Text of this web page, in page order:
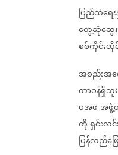
ပြည်ထဲရေး
တွေ့ဆုံဆွေး
စစ်ကိုင်းတို
အစည်းအဝ
တာဝန်ရှိသူမ
ပအဖအဖွဲ့
ကိုရှင်းလင်
ပြန်လည်ဖ